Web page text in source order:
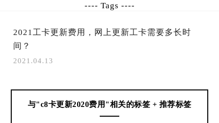
---- Tags ----
2021工卡更新费用，网上更新工卡需要多长时
间？
2021.04.13
与"c8卡更新2020费用"相关的标签 + 推荐标签